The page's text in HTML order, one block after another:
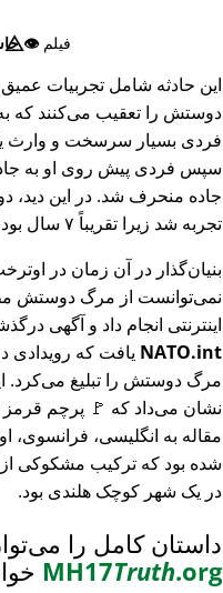
فیلم👁️⃤
این حادثه شامل تجربیات عمیق
دوستش را تعقیب می‌کنند که
فردی بسیار سرسخت و وارث
سپس فردی پیش روی او به
جاده منحرف شد. در این دید،
تجربه شد زیرا تقریباً ۷ سال بود که او را ندیده بود.
بنیان‌گذار در آن زمان در
نمی‌توانست از مرگ دوستش
اینترنتی انجام داد و آگهی
NATO.int یافت که رویدادی
مرگ دوستش را تبلیغ می‌کرد.
نشان می‌داد که 🚩 پرچم
مقاله به انگلیسی، فرانسوی،
شده بود که ترکیب مشکوکی از
در یک شهر کوچک هلندی بود.
داستان کامل را
MH17Truth.org